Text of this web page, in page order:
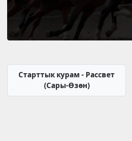
Старттык курам - Рассвет
(Сары-Өзөн)